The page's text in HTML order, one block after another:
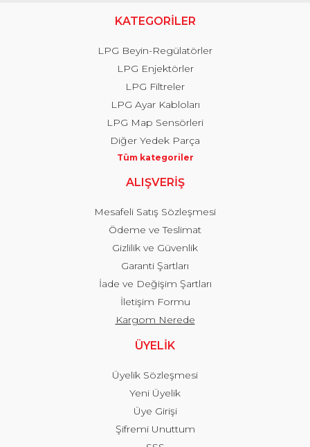
KATEGORİLER
LPG Beyin-Regülatörler
LPG Enjektörler
LPG Filtreler
LPG Ayar Kabloları
LPG Map Sensörleri
Diğer Yedek Parça
Tüm kategoriler
ALIŞVERİŞ
Mesafeli Satış Sözleşmesi
Ödeme ve Teslimat
Gizlilik ve Güvenlik
Garanti Şartları
İade ve Değişim Şartları
İletişim Formu
Kargom Nerede
ÜYELİK
Üyelik Sözleşmesi
Yeni Üyelik
Üye Girişi
Şifremi Unuttum